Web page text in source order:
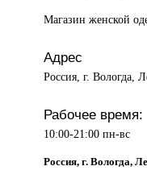
Магазин женской
Адрес
Россия, г. Вологда,
Рабочее время:
10:00-21:00 пн-вс
Россия, г. Вологда,